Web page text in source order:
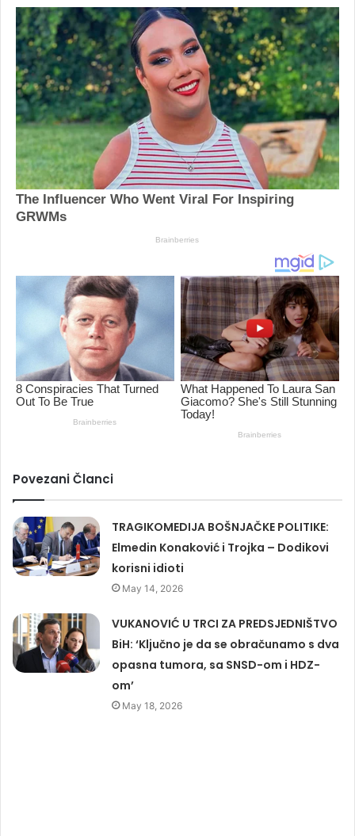
Povezani Članci
TRAGIKOMEDIJA BOŠNJAČKE POLITIKE:
Elmedin Konaković i Trojka – Dodikovi
korisni idioti
May 14, 2026
VUKANOVIĆ U TRCI ZA PREDSJEDNIŠTVO
BiH: ‘Ključno je da se obračunamo s dva
opasna tumora, sa SNSD-om i HDZ-
om’
May 18, 2026